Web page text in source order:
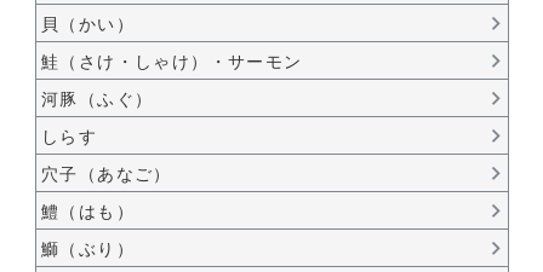
貝（かい）
鮭（さけ・しゃけ）・サーモン
河豚（ふぐ）
しらす
穴子（あなご）
鱧（はも）
鰤（ぶり）